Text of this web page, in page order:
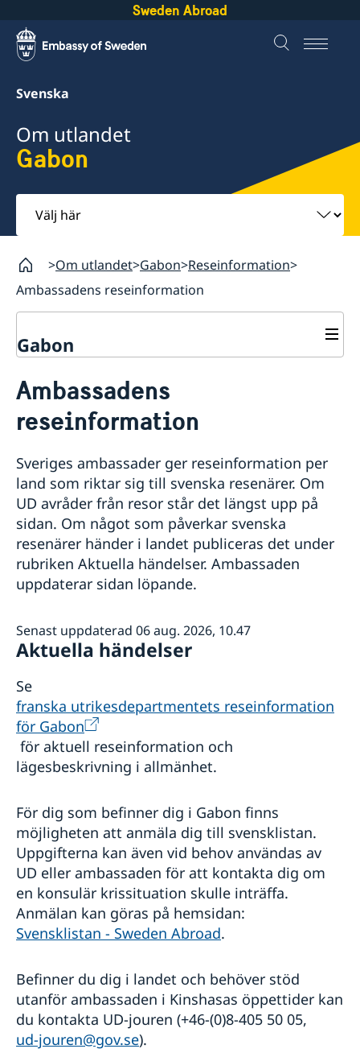
Sweden Abroad
Svenska
Om utlandet
Gabon
Välj
här
Om utlandet Gabon Reseinformation
Ambassadens reseinformation
Gabon
Hjälp till svenskar i Gabon
Rösta i Gabon
Hjälp kring medborgarskap
Schengenviseringar och uppehållstillstånd för besök
till Sverige
Reseinformation
Aktuella händelser
Allmänna säkerhetsläget
Terrorism
Naturförhållanden och katastrofer
In- och utresebestämmelser
Hälso- och sjukvård
Lokala lagar och sedvänjor
Trafiksäkerhet
Ambassadens
reseinformation
Sveriges ambassader ger reseinformation per
land som riktar sig till svenska resenärer. Om
UD avråder från resor står det längst upp på
sidan. Om något som påverkar svenska
resenärer händer i landet publiceras det under
rubriken Aktuella händelser. Ambassaden
uppdaterar sidan löpande.
Senast uppdaterad 06 aug. 2026, 10.47
Aktuella händelser
Se
franska utrikesdepartmentets reseinformation
för Gabon
för aktuell reseinformation och
lägesbeskrivning i allmänhet.
För dig som befinner dig i Gabon finns
möjligheten att anmäla dig till svensklistan.
Uppgifterna kan även vid behov användas av
UD eller ambassaden för att kontakta dig om
en konsulär krissituation skulle inträffa.
Anmälan kan göras på hemsidan:
Svensklistan - Sweden Abroad.
Befinner du dig i landet och behöver stöd
utanför ambassaden i Kinshasas öppettider kan
du kontakta UD-jouren (+46-(0)8-405 50 05,
ud-jouren@gov.se).